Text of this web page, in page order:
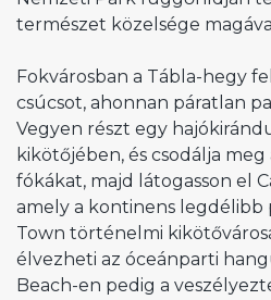
természet közelsége
Fokvárosban a Tábla-hegy
csúcsot, ahonnan páratlan
Vegyen részt egy
kikötőjében, és csodálja
fókákat, majd látogasson el
amely a kontinens legdélibb
Town történelmi
élvezheti az óceánparti
Beach-en pedig a